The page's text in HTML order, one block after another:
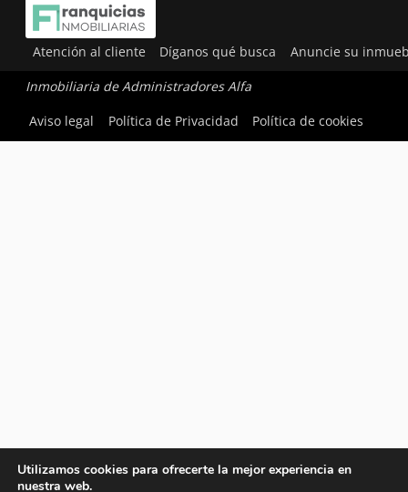
Atención al cliente Díganos qué busca Anuncie su
Inmobiliaria de Administradores Alfa
Aviso legal
Política de Privacidad Política de cookies
Utilizamos cookies para ofrecerte la mejor experiencia en
nuestra web.